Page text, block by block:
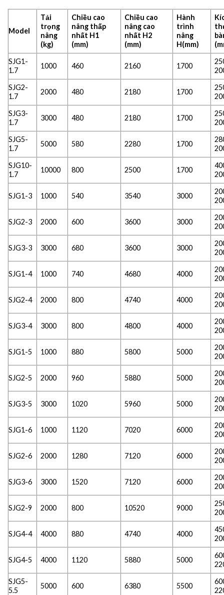
Model
Tải
trọng
nâng
(kg)
Chiều cao
nâng thấp
nhất H1
(mm)
Chiều cao
nâng cao
nhất H2
(mm)
Hành
trình
nâng
H(mm)
SJG1-
1.7
1000 460 2160 1700
SJG2-
1.7
2000 480 2180 1700
SJG3-
1.7
3000 480 2180 1700
SJG5-
1.7
5000 580 2280 1700
SJG10-
1.7
10000 800 2500 1700
SJG1-3 1000 540 3540 3000
SJG2-3 2000 600 3600 3000
SJG3-3 3000 680 3600 3000
SJG1-4 1000 740 4680 4000
SJG2-4 2000 800 4740 4000
SJG3-4 3000 800 4800 4000
SJG1-5 1000 880 5800 5000
SJG2-5 2000 960 5880 5000
SJG3-5 3000 1020 5960 5000
SJG1-6 1000 1120 7020 6000
SJG2-6 2000 1280 7120 6000
SJG3-6 3000 1520 7120 6000
SJG2-9 2000 800 10520 9000
SJG4-4 4000 880 4740 4000
SJG4-5 4000 1120 5880 5000
SJG5-
5.5
5000 600 6380 5500